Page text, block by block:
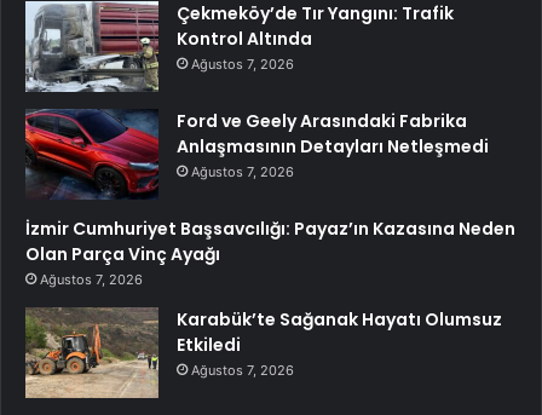
Çekmeköy’de Tır Yangını: Trafik
Kontrol Altında
Ağustos 7, 2026
Ford ve Geely Arasındaki Fabrika
Anlaşmasının Detayları Netleşmedi
Ağustos 7, 2026
İzmir Cumhuriyet Başsavcılığı: Payaz’ın Kazasına Neden
Olan Parça Vinç Ayağı
Ağustos 7, 2026
Karabük’te Sağanak Hayatı Olumsuz
Etkiledi
Ağustos 7, 2026